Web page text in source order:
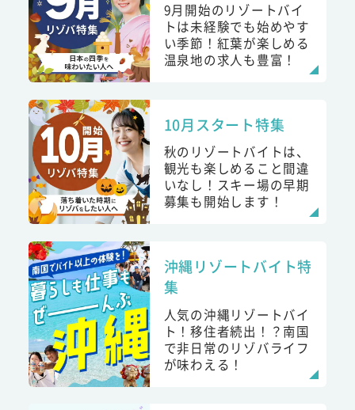
9月開始のリゾートバイ
トは未経験でも始めやす
い季節！紅葉が楽しめる
温泉地の求人も豊富！
10月スタート特集
秋のリゾートバイトは、
観光も楽しめること間違
いなし！スキー場の早期
募集も開始します！
沖縄リゾートバイト特
集
人気の沖縄リゾートバイ
ト！移住者続出！？南国
で非日常のリゾバライフ
が味わえる！